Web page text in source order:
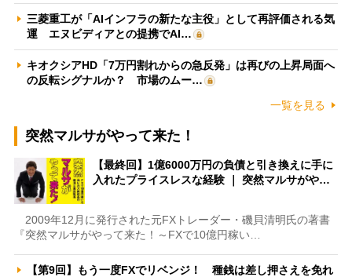
三菱重工が「AIインフラの新たな主役」として再評価される気
運 エヌビディアとの提携でAI…
キオクシアHD「7万円割れからの急反発」は再びの上昇局面へ
の反転シグナルか？ 市場のムー…
一覧を見る
突然マルサがやって来た！
【最終回】1億6000万円の負債と引き換えに手に
入れたプライスレスな経験 ｜ 突然マルサがや…
2009年12月に発行された元FXトレーダー・磯貝清明氏の著書
『突然マルサがやって来た！～FXで10億円稼い…
【第9回】もう一度FXでリベンジ！ 種銭は差し押さえを免れ